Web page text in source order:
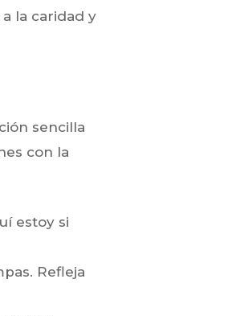
la caridad y
sencilla
con la
estoy si
Refleja